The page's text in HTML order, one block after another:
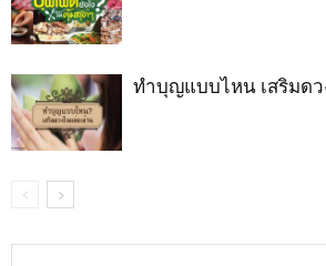
ทำบุญแบบไหน เสริมด